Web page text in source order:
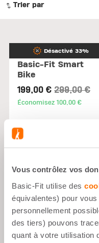
Vous contrôlez vos
Basic-Fit utilise des
équivalentes) pour
personnellement
des tiers) pouvons
quant à votre utilisation
Trier par
Désactivé 33%
Basic-Fit Smart
Bike
199,00 € Price
299,00 €to
Économisez 100,00 €